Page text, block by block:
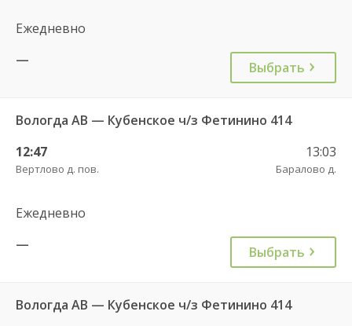
Ежедневно
—
Выбрать
Вологда АВ — Кубенское ч/з Фетинино 414
12:47
Вертлово д. пов.
13:03
Баралово д.
Ежедневно
—
Выбрать
Вологда АВ — Кубенское ч/з Фетинино 414